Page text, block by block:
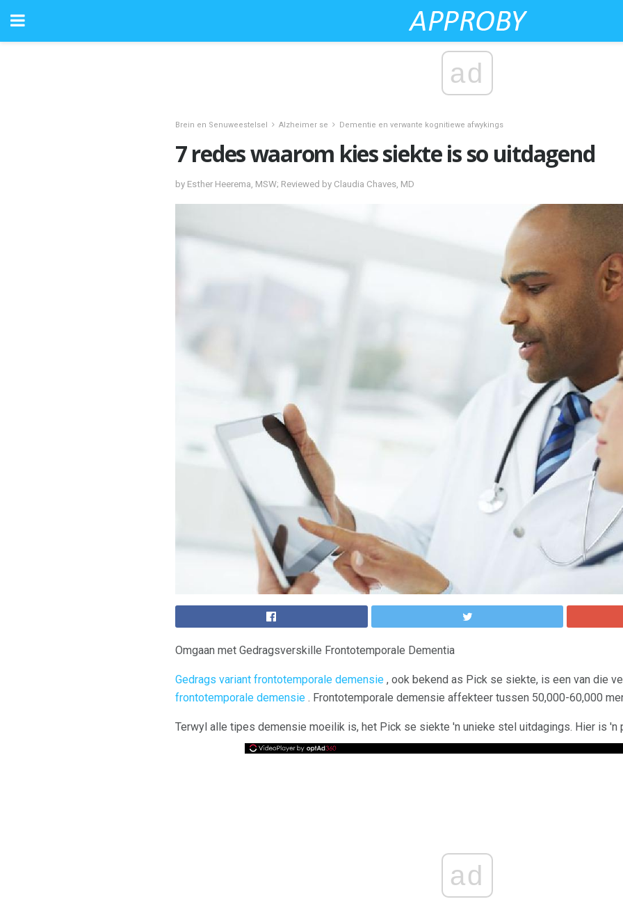
ad
Brein en Senuweestelsel Alzheimer se Dementie en verwante kognitiewe afwykings
7 redes waarom kies siekte is so uitdagend
by Esther Heerema, MSW; Reviewed by Claudia Chaves, MD
Omgaan met Gedragsverskille Frontotemporale Dementia
Gedrags variant frontotemporale demensie , ook bekend as Pick se siekte, is een van die
frontotemporale demensie . Frontotemporale demensie affekteer tussen 50,000-60,000
Terwyl alle tipes demensie moeilik is, het Pick se siekte 'n unieke stel uitdagings. Hier is 'n
ad